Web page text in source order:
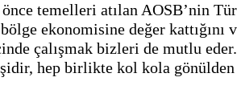
önce temelleri atılan AOSB’nin
ekonomisine değer kattığını
çalışmak bizleri de mutlu
hep birlikte kol kola